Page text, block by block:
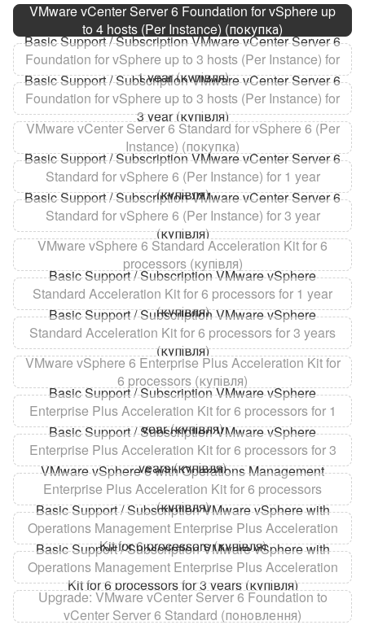
VMware vCenter Server 6 Foundation for vSphere up
to 4 hosts (Per Instance) (покупка)
Basic Support / Subscription VMware vCenter Server 6
Foundation for vSphere up to 3 hosts (Per Instance) for
1 year (купівля)
Basic Support / Subscription VMware vCenter Server 6
Foundation for vSphere up to 3 hosts (Per Instance) for
3 year (купівля)
VMware vCenter Server 6 Standard for vSphere 6 (Per
Instance) (покупка)
Basic Support / Subscription VMware vCenter Server 6
Standard for vSphere 6 (Per Instance) for 1 year
(купівля)
Basic Support / Subscription VMware vCenter Server 6
Standard for vSphere 6 (Per Instance) for 3 year
(купівля)
VMware vSphere 6 Standard Acceleration Kit for 6
processors (купівля)
Basic Support / Subscription VMware vSphere
Standard Acceleration Kit for 6 processors for 1 year
(купівля)
Basic Support / Subscription VMware vSphere
Standard Acceleration Kit for 6 processors for 3 years
(купівля)
VMware vSphere 6 Enterprise Plus Acceleration Kit for
6 processors (купівля)
Basic Support / Subscription VMware vSphere
Enterprise Plus Acceleration Kit for 6 processors for 1
year (купівля)
Basic Support / Subscription VMware vSphere
Enterprise Plus Acceleration Kit for 6 processors for 3
years (купівля)
VMware vSphere 6 with Operations Management
Enterprise Plus Acceleration Kit for 6 processors
(купівля)
Basic Support / Subscription VMware vSphere with
Operations Management Enterprise Plus Acceleration
Kit for 6 processors (купівля)
Basic Support / Subscription VMware vSphere with
Operations Management Enterprise Plus Acceleration
Kit for 6 processors for 3 years (купівля)
Upgrade: VMware vCenter Server 6 Foundation to
vCenter Server 6 Standard (поновлення)